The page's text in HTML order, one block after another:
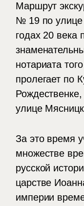
Маршрут
№ 19 по улице
годах 20 века
нотариата
пролегает по
улице
За это время
множестве
русской
царстве
империи